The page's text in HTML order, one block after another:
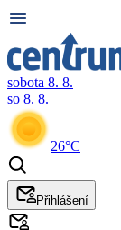
sobota 8. 8.
so 8. 8.
26°C
Přihlášení